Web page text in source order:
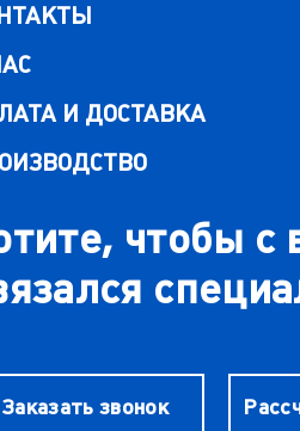
И ДОСТАВКА
чтобы с
Заказать звонок